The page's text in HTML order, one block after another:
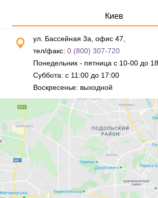
Киев
ул. Бассейная 3а, офис 47,
тел/факс: 0 (800) 307-720
Понедельник - пятница с 10-00 до
Суббота: с 11:00 до 17:00
Воскресенье: выходной